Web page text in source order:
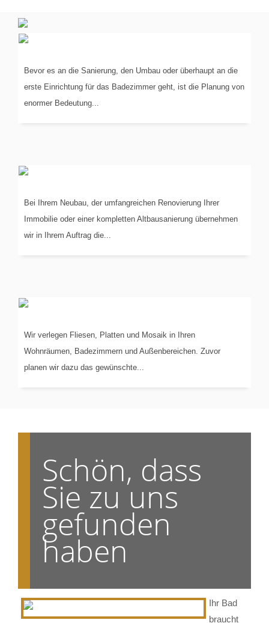
PLANUNGIN 3-D
Bevor es an die Sanierung, den Umbau oder überhaupt an die
erste Einrichtung für das Badezimmer geht, ist die Planung von
enormer Bedeutung...
KOORDINIERUNGDER GEWERKE
Bei Ihrem Neubau, der umfangreichen Renovierung Ihrer
Immobilie oder einer kompletten Altbausanierung übernehmen
wir in Ihrem Auftrag die...
VERLEGUNGVON...
Wir verlegen Fliesen, Platten und Mosaik in Ihren
Wohnräumen, Badezimmern und Außenbereichen. Zuvor
planen wir dazu das gewünschte...
Schön, dass
Sie zu uns
gefunden
haben
Ihr Bad
braucht